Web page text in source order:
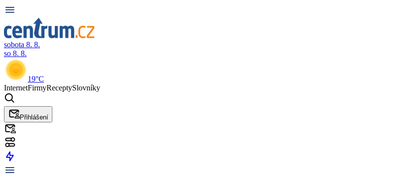
sobota 8. 8.
so 8. 8.
19°C
InternetFirmyReceptySlovníky
Přihlášení